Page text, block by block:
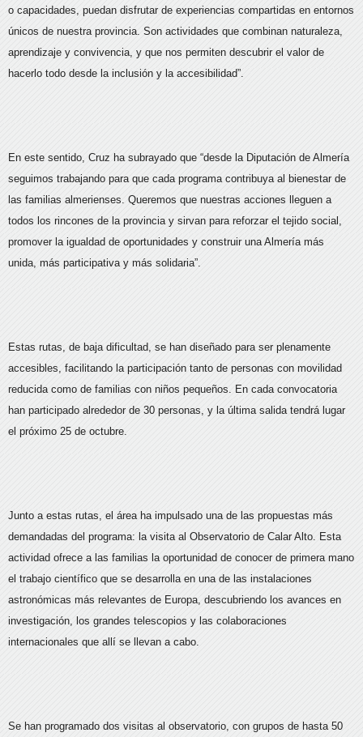
o capacidades, puedan disfrutar de experiencias compartidas en entornos
únicos de nuestra provincia. Son actividades que combinan naturaleza,
aprendizaje y convivencia, y que nos permiten descubrir el valor de
hacerlo todo desde la inclusión y la accesibilidad”.
En este sentido, Cruz ha subrayado que “desde la Diputación de Almería
seguimos trabajando para que cada programa contribuya al bienestar de
las familias almerienses. Queremos que nuestras acciones lleguen a
todos los rincones de la provincia y sirvan para reforzar el tejido social,
promover la igualdad de oportunidades y construir una Almería más
unida, más participativa y más solidaria”.
Estas rutas, de baja dificultad, se han diseñado para ser plenamente
accesibles, facilitando la participación tanto de personas con movilidad
reducida como de familias con niños pequeños. En cada convocatoria
han participado alrededor de 30 personas, y la última salida tendrá lugar
el próximo 25 de octubre.
Junto a estas rutas, el área ha impulsado una de las propuestas más
demandadas del programa: la visita al Observatorio de Calar Alto. Esta
actividad ofrece a las familias la oportunidad de conocer de primera mano
el trabajo científico que se desarrolla en una de las instalaciones
astronómicas más relevantes de Europa, descubriendo los avances en
investigación, los grandes telescopios y las colaboraciones
internacionales que allí se llevan a cabo.
Se han programado dos visitas al observatorio, con grupos de hasta 50